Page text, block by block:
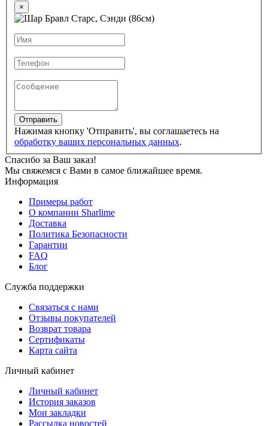
×
Отправить
Нажимая кнопку 'Отправить', вы соглашаетесь на
обработку ваших персональных данных.
Спасибо за Ваш заказ!
Мы свяжемся с Вами в самое ближайшее время.
Информация
Примеры работ
О компании Sharlime
Доставка
Политика Безопасности
Гарантии
FAQ
Блог
Служба поддержки
Связаться с нами
Отзывы покупателей
Возврат товара
Сертификаты
Карта сайта
Личный кабинет
Личный кабинет
История заказов
Мои закладки
Рассылка новостей